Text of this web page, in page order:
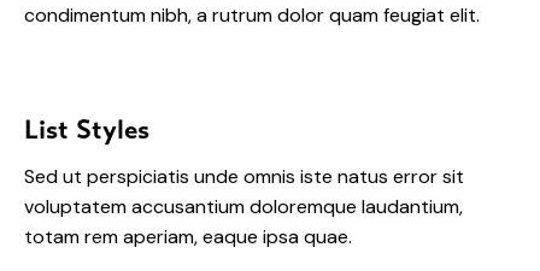
condimentum nibh, a rutrum dolor quam feugiat elit.
List Styles
Sed ut perspiciatis unde omnis iste natus error sit
voluptatem accusantium doloremque laudantium,
totam rem aperiam, eaque ipsa quae.